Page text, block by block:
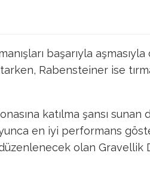
başarıyla
Rabensteiner ise
katılma şansı sunan
en iyi performans
olan Gravellik